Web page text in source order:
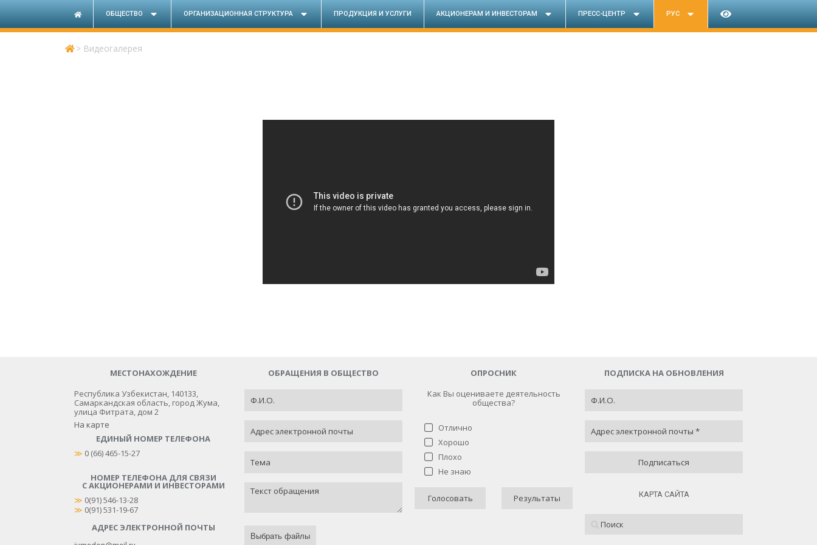
ОБЩЕСТВО ОРГАНИЗАЦИОННАЯ СТРУКТУРА ПРОДУКЦИЯ И УСЛУГИ АКЦИОНЕРАМ И ИНВЕСТОРАМ ПРЕСС-ЦЕНТР РУС
> Видеогалерея
МЕСТОНАХОЖДЕНИЕ
Республика Узбекистан, 140133,
Самаркандская область, город Жума,
улица Фитрата, дом 2
На карте
ЕДИНЫЙ НОМЕР ТЕЛЕФОНА
≫ 0 (66) 465-15-27
НОМЕР ТЕЛЕФОНА ДЛЯ СВЯЗИ
С АКЦИОНЕРАМИ И ИНВЕСТОРАМИ
≫ 0(91) 546-13-28
≫ 0(91) 531-19-67
АДРЕС ЭЛЕКТРОННОЙ ПОЧТЫ
ОБРАЩЕНИЯ В ОБЩЕСТВО
Выбрать файлы
ОПРОСНИК
Как Вы оцениваете деятельность
общества?
Отлично
Хорошо
Плохо
Не знаю
Результаты
Голосовать
Как Вы оцениваете деятельность
Хорошо
4 ( 33.33 % )
ПОДПИСКА НА ОБНОВЛЕНИЯ
КАРТА САЙТА